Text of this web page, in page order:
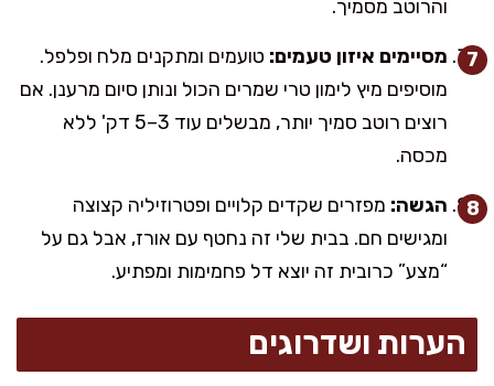
והרוטב מסמיך.
מסיימים איזון טעמים: טועמים ומתקנים מלח ופלפל.
מוסיפים מיץ לימון טרי שמרים הכול ונותן סיום מרענן. אם
רוצים רוטב סמיך יותר, מבשלים עוד 3–5 דק' ללא
מכסה.
הגשה: מפזרים שקדים קלויים ופטרוזיליה קצוצה
ומגישים חם. בבית שלי זה נחטף עם אורז, אבל גם על
“מצע” כרובית זה יוצא דל פחמימות ומפתיע.
הערות ושדרוגים